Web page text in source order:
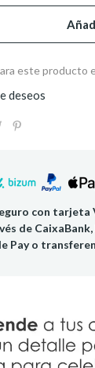
este producto
deseos
con
de CaixaBank,
Pay o